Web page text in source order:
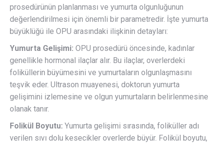
prosedürünün planlanması ve yumurta olgunluğunun
değerlendirilmesi için önemli bir parametredir. İşte yumurta
büyüklüğü ile OPU arasındaki ilişkinin detayları:
Yumurta Gelişimi: OPU prosedürü öncesinde, kadınlar
genellikle hormonal ilaçlar alır. Bu ilaçlar, overlerdeki
foliküllerin büyümesini ve yumurtaların olgunlaşmasını
teşvik eder. Ultrason muayenesi, doktorun yumurta
gelişimini izlemesine ve olgun yumurtaların belirlenmesine
olanak tanır.
Folikül Boyutu: Yumurta gelişimi sırasında, foliküller adı
verilen sıvı dolu kesecikler overlerde büyür. Folikül boyutu,